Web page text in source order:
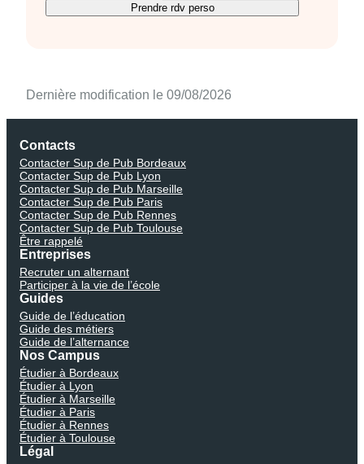
Prendre rdv perso
Dernière modification le 09/08/2026
Contacts
Contacter Sup de Pub Bordeaux
Contacter Sup de Pub Lyon
Contacter Sup de Pub Marseille
Contacter Sup de Pub Paris
Contacter Sup de Pub Rennes
Contacter Sup de Pub Toulouse
Être rappelé
Entreprises
Recruter un alternant
Participer à la vie de l’école
Guides
Guide de l’éducation
Guide des métiers
Guide de l’alternance
Nos Campus
Étudier à Bordeaux
Étudier à Lyon
Étudier à Marseille
Étudier à Paris
Étudier à Rennes
Étudier à Toulouse
Légal